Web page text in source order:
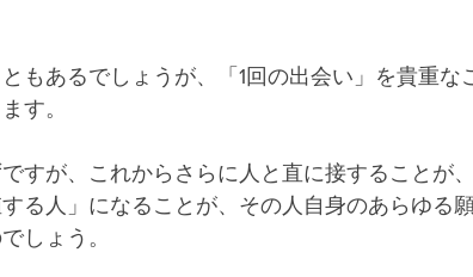
もあるでしょうが、「1回の出会い」を貴重な
す。
すが、これからさらに人と直に接することが
る人」になることが、その人自身のあらゆる
しょう。